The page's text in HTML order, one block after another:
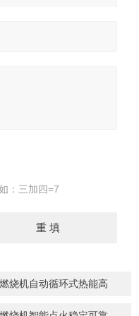
：三加四=7
烧机自动循环式热能高